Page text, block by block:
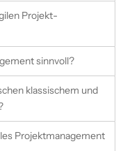
Projekt­
sinnvoll?
klassischem und
Projekt­management